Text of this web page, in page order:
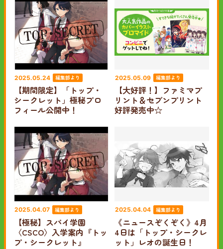
2025.05.24 編集部より
【期間限定】「トップ・
シークレット」極秘プロ
フィール公開中！
2025.05.09 編集部より
【大好評！】ファミマプ
リント＆セブンプリント
好評発売中☆
2025.04.07 編集部より
【極秘】スパイ学園
〈CSCO〉入学案内『トッ
プ・シークレット』
2025.04.04 編集部より
《ニュースぞくぞく》4月
4日は「トップ・シークレ
ット」レオの誕生日！